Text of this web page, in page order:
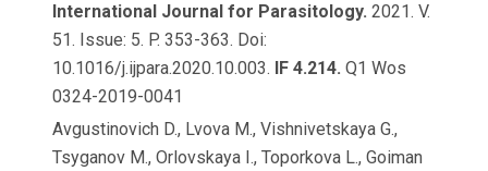
International Journal for Parasitology. 2021. V.
51. Issue: 5. P. 353-363. Doi:
10.1016/j.ijpara.2020.10.003.
IF 4.214. Q1 Wos
0324-2019-0041
Avgustinovich D., Lvova M., Vishnivetskaya G.,
Tsyganov M., Orlovskaya I., Toporkova L., Goiman